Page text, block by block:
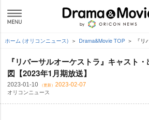
ホーム (オリコンニュース) Drama&Movie TOP 『
『リバーサルオーケストラ』キャスト
図【2023年1月期放送】
2023-01-10 （更新） 2023-02-07
オリコンニュース